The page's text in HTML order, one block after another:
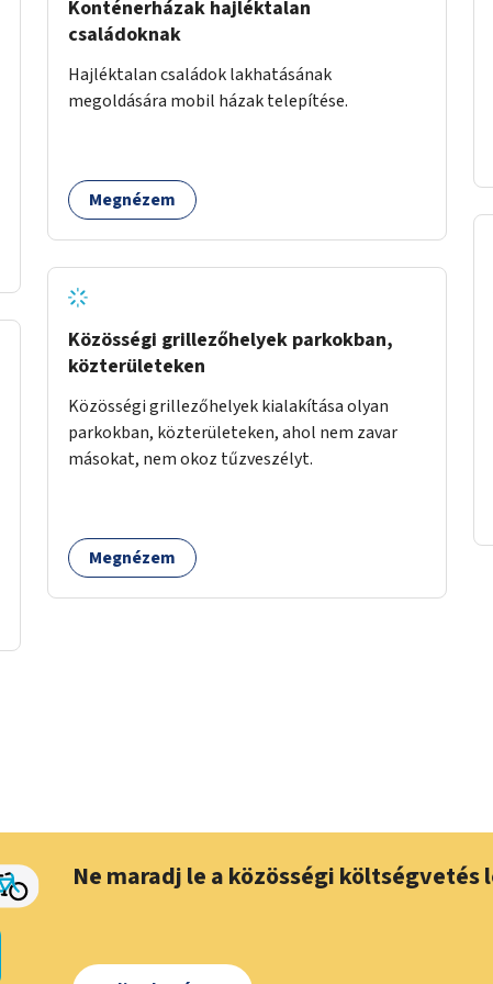
Konténerházak hajléktalan
családoknak
Hajléktalan családok lakhatásának
megoldására mobil házak telepítése.
Megnézem
Közösségi grillezőhelyek parkokban,
közterületeken
Közösségi grillezőhelyek kialakítása olyan
parkokban, közterületeken, ahol nem zavar
másokat, nem okoz tűzveszélyt.
Megnézem
Ne maradj le a közösségi